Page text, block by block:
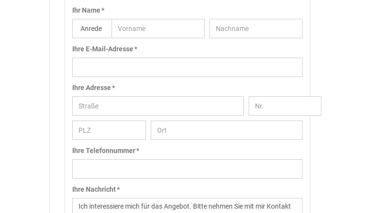
Ihr Name *
Ihre E-Mail-Adresse *
Ihre Adresse *
Ihre Telefonnummer *
Ihre Nachricht *